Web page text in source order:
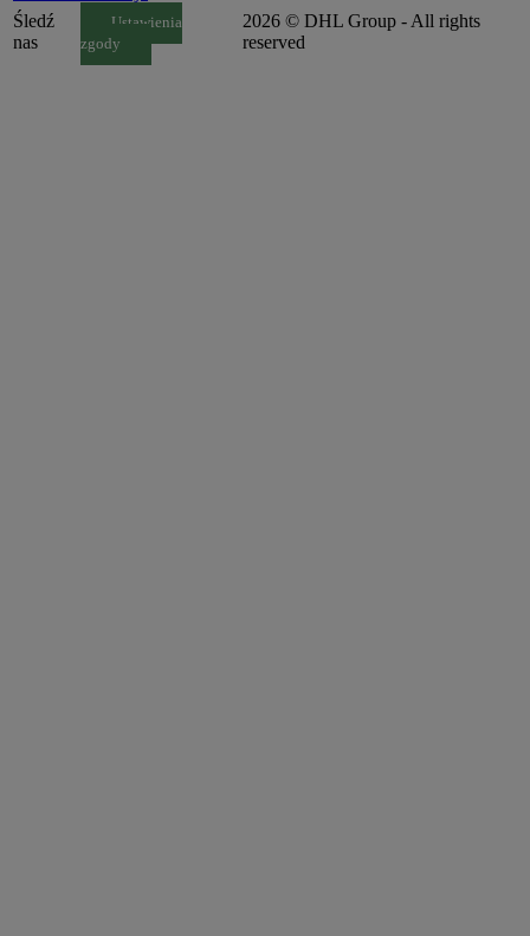
Śledź
nas
Ustawienia
zgody
2026 © DHL Group - All rights
reserved